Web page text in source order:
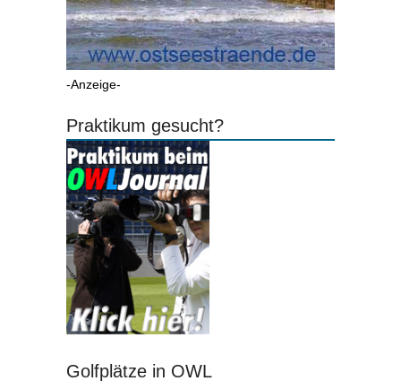
-Anzeige-
Praktikum gesucht?
Golfplätze in OWL